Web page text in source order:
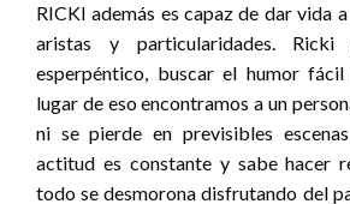
RICKI además es capaz de dar vida
aristas y particularidades.
esperpéntico, buscar el humor
lugar de eso encontramos a un
ni se pierde en previsibles
actitud es constante y sabe hacer
todo se desmorona disfrutando del